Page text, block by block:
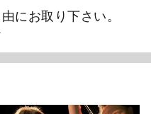
にお取り下さい。